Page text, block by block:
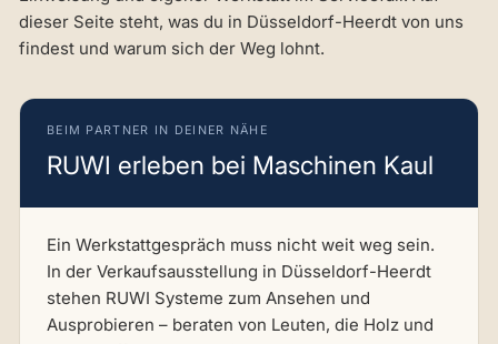
dieser Seite steht, was du in Düsseldorf-Heerdt von uns
findest und warum sich der Weg lohnt.
BEIM PARTNER IN DEINER NÄHE
RUWI erleben bei Maschinen Kaul
Ein Werkstattgespräch muss nicht weit weg sein.
In der Verkaufsausstellung in Düsseldorf-Heerdt
stehen RUWI Systeme zum Ansehen und
Ausprobieren – beraten von Leuten, die Holz und